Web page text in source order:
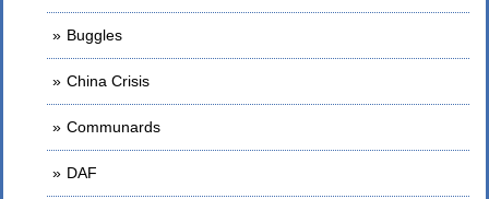
Buggles
China Crisis
Communards
DAF